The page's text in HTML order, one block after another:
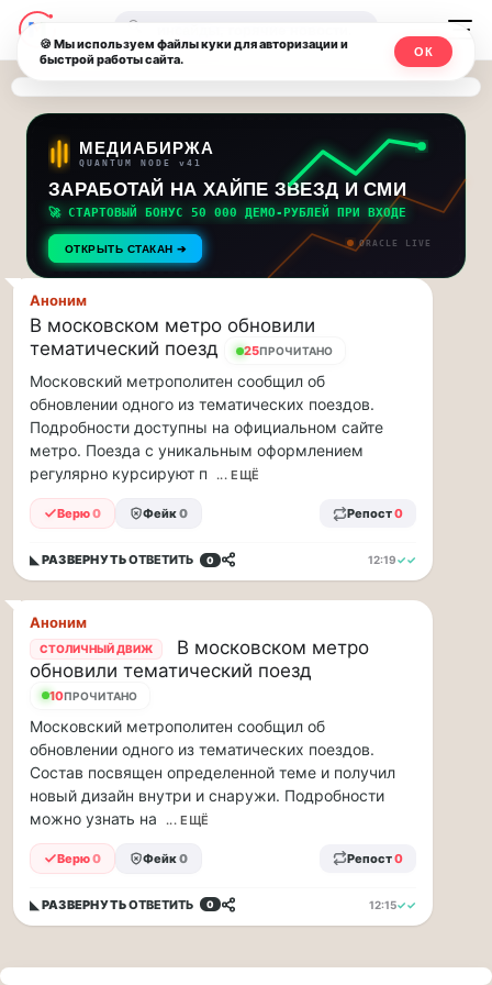
Последние
новости
и
обновления
потока:
Друзья,
приглашаем
на
музыкальную
прогулку
по
Москве
Чайковского!…
Друзья,
приглашаем
на
музыкальную
прогулку
по
Чайковского!
16:00
Петр
Ильич
Чайковский
—
один
из
самых
исповедальных
русских
композиторов,
чья
музыка
Москвичи.net
—
Главный
столичный
чат-
мессенджер,
новости
и
инсайды
Москвы
🔍
МЕДИАБИРЖА
QUANTUM NODE v41
ЗАРАБОТАЙ НА ХАЙПЕ ЗВЕЗД И СМИ
🚀 СТАРТОВЫЙ БОНУС 50 000 ДЕМО-РУБЛЕЙ ПРИ ВХОДЕ
ОТКРЫТЬ СТАКАН ➔ ORACLE LIVE
Аноним
В московском метро обновили
тематический поезд
25ПРОЧИТАНО
Московский метрополитен сообщил об
обновлении одного из тематических поездов.
Подробности доступны на официальном сайте
метро. Поезда с уникальным оформлением
регулярно курсируют п
... ЕЩЁ
Верю0 Фейк0 Репост0
◣ РАЗВЕРНУТЬОТВЕТИТЬ 0 12:19✓✓
Аноним
СТОЛИЧНЫЙ ДВИЖ
В московском метро
обновили тематический поезд
10ПРОЧИТАНО
Московский метрополитен сообщил об
обновлении одного из тематических поездов.
Состав посвящен определенной теме и получил
новый дизайн внутри и снаружи. Подробности
можно узнать на
... ЕЩЁ
Верю0 Фейк0 Репост0
◣ РАЗВЕРНУТЬОТВЕТИТЬ 0 12:15✓✓
🍪 Мы используем файлы куки для авторизации и
быстрой работы сайта.
ОК